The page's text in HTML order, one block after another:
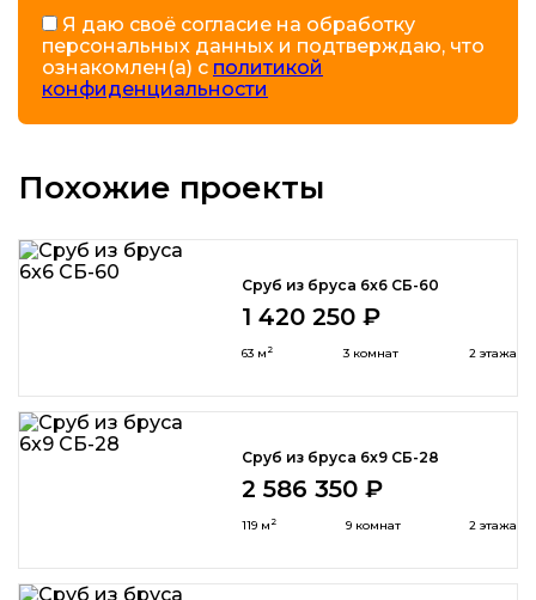
Я даю своё согласие на обработку
персональных данных и подтверждаю, что
ознакомлен(а) с политикой
конфиденциальности
Похожие проекты
Сруб из бруса 6x6 СБ-60
1 420 250 ₽
63 м 2 3 комнат 2 этажа
Сруб из бруса 6x9 СБ-28
2 586 350 ₽
119 м 2 9 комнат 2 этажа